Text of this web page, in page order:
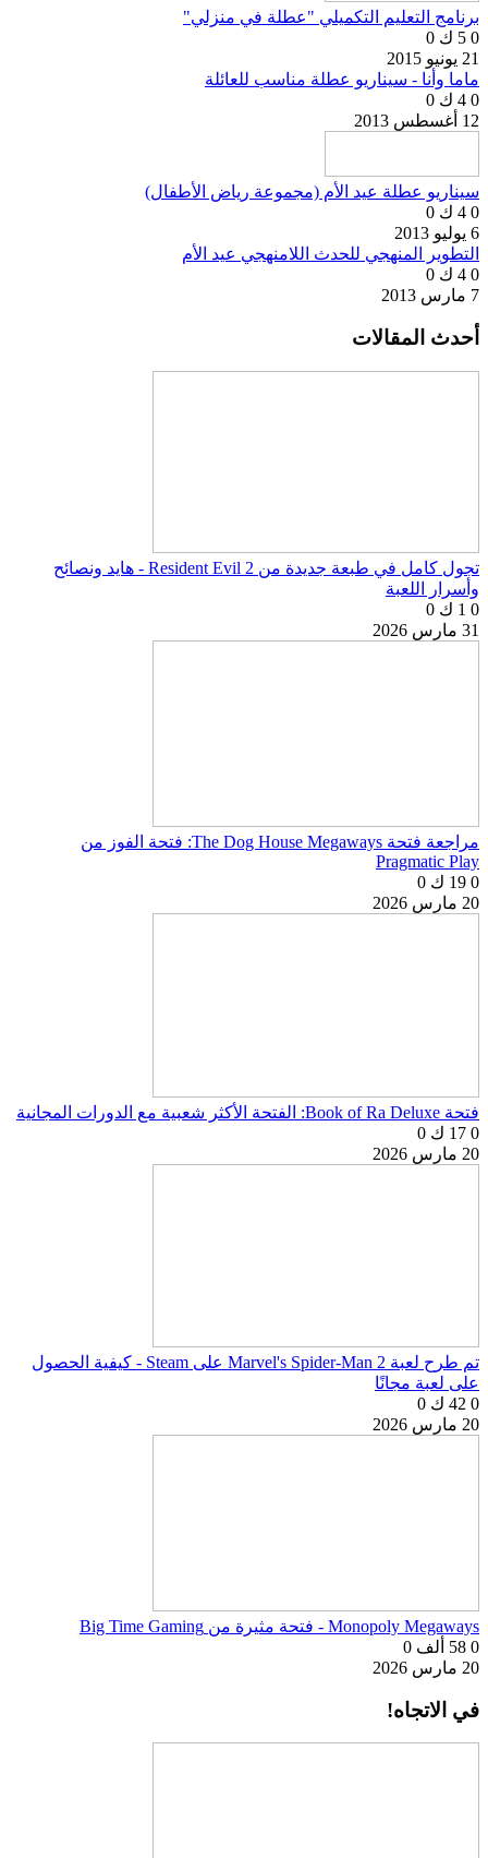
برنامج التعليم التكميلي "عطلة في منزلي"
0 5 ك
0
21 يونيو 2015
ماما وأنا - سيناريو عطلة مناسب للعائلة
0 4 ك
0
12 أغسطس 2013
سيناريو عطلة عيد الأم (مجموعة رياض الأطفال)
0 4 ك
0
6 يوليو 2013
التطوير المنهجي للحدث اللامنهجي عيد الأم
0 4 ك
0
7 مارس 2013
أحدث المقالات
تجول كامل في طبعة جديدة من Resident Evil 2 - هايد ونصائح
وأسرار اللعبة
0 1 ك
0
31 مارس 2026
مراجعة فتحة The Dog House Megaways: فتحة الفوز من
Pragmatic Play
0 19 ك
0
20 مارس 2026
فتحة Book of Ra Deluxe: الفتحة الأكثر شعبية مع الدورات المجانية
0 17 ك
0
20 مارس 2026
تم طرح لعبة Marvel's Spider-Man 2 على Steam - كيفية الحصول
على لعبة مجانًا
0 42 ك
0
20 مارس 2026
Monopoly Megaways - فتحة مثيرة من Big Time Gaming
0 58 ألف
0
20 مارس 2026
في الاتجاه!